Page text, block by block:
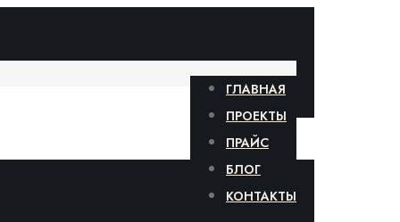
ГЛАВНАЯ
ПРОЕКТЫ
ПРАЙС
БЛОГ
КОНТАКТЫ